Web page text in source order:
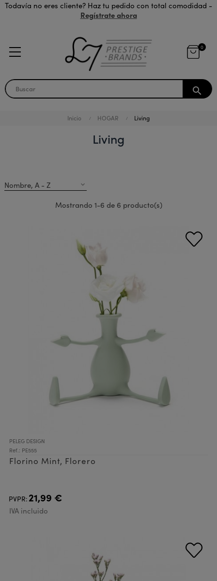
Todavía no eres cliente? Haz tu pedido con total comodidad -
Regístrate ahora
0
search
Inicio HOGAR Living
Living
Nombre, A - Z expand_more
Mostrando 1-6 de 6 producto(s)
PELEG DESIGN
Ref.: PE555
Florino Mint, Florero
PVPR: 21,99 €
IVA incluido